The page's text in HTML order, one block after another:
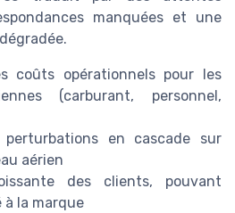
manquées et une
coûts opérationnels pour les
(carburant, personnel,
en cascade sur
aérien
des clients, pouvant
la marque